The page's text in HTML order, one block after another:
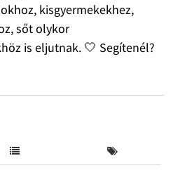
kisgyermekekhez,
sőt olykor
is eljutnak. 🤍 Segítenél?